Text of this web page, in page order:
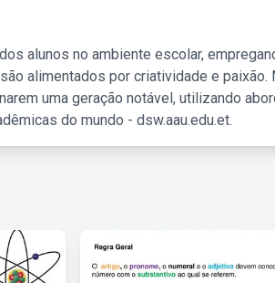
alunos no ambiente escolar,
alimentados por criatividade e paixão.
uma geração notável, utilizando
do mundo - dsw.aau.edu.et.